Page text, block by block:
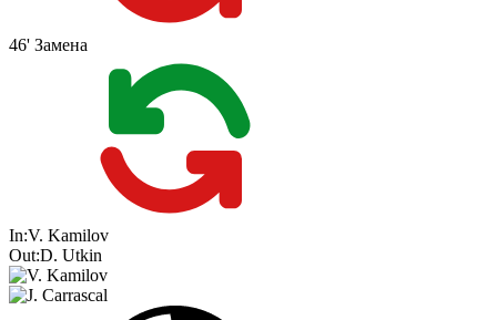
46' Замена
In:V. Kamilov
Out:D. Utkin